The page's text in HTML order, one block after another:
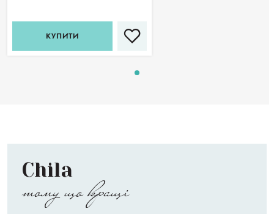
КУПИТИ
Chila
тому що кращі